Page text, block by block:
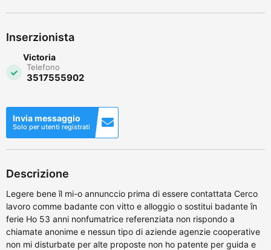
Inserzionista
Victoria
Telefono
3517555902
Invia messaggio
Solo per utenti registrati
Descrizione
Legere bene îl mi-o annunccio prima di essere contattata Cerco
lavoro comme badante con vitto e alloggio o sostitui badante în
ferie Ho 53 anni nonfumatrice referenziata non rispondo a
chiamate anonime e nessun tipo di aziende agenzie cooperative
non mi disturbate per alte proposte non ho patente per guida e